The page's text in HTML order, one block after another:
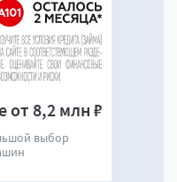
от 8,2 млн ₽
выбор